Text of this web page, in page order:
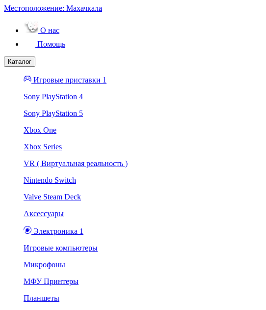
Местоположение: Махачкала
О нас
Помощь
Каталог
Игровые приставки 1
Sony PlayStation 4
Sony PlayStation 5
Xbox One
Xbox Series
VR ( Виртуальная реальность )
Nintendo Switch
Valve Steam Deck
Аксессуары
Электроника 1
Игровые компьютеры
Микрофоны
МФУ Принтеры
Планшеты